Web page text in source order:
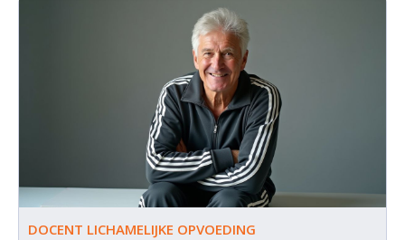
Het gaat dus verder dan alleen het geven van
antwoorden; een huiswerkbegeleider is een soort
persoonlijke coach voor leerlingen.
DOCENT LICHAMELIJKE OPVOEDING